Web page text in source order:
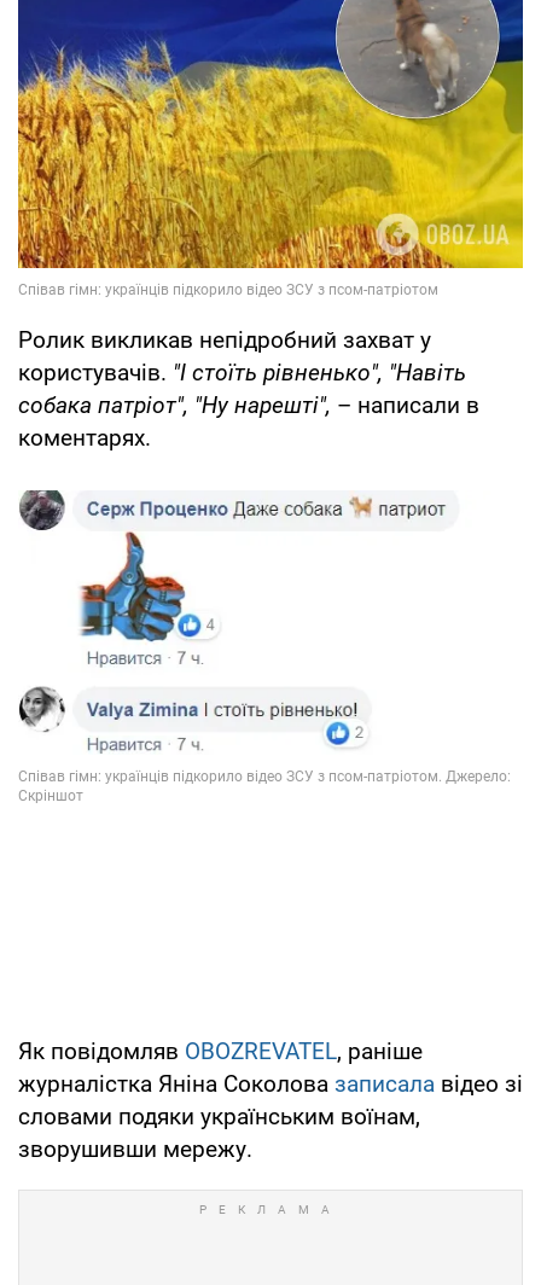
Ролик викликав непідробний захват у
користувачів. "І стоїть рівненько", "Навіть
собака патріот", "Ну нарешті", – написали в
коментарях.
Як повідомляв OBOZREVATEL, раніше
журналістка Яніна Соколова записала відео зі
словами подяки українським воїнам,
зворушивши мережу.